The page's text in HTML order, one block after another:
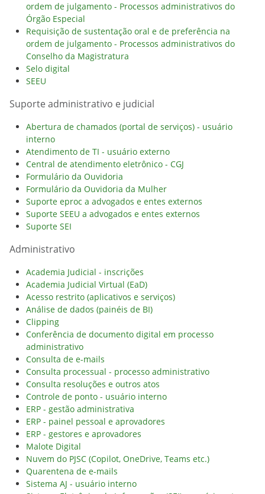
ordem de julgamento - Processos administrativos do
Órgão Especial
Requisição de sustentação oral e de preferência na
ordem de julgamento - Processos administrativos do
Conselho da Magistratura
Selo digital
SEEU
Suporte administrativo e judicial
Abertura de chamados (portal de serviços) - usuário
interno
Atendimento de TI - usuário externo
Central de atendimento eletrônico - CGJ
Formulário da Ouvidoria
Formulário da Ouvidoria da Mulher
Suporte eproc a advogados e entes externos
Suporte SEEU a advogados e entes externos
Suporte SEI
Administrativo
Academia Judicial - inscrições
Academia Judicial Virtual (EaD)
Acesso restrito (aplicativos e serviços)
Análise de dados (painéis de BI)
Clipping
Conferência de documento digital em processo
administrativo
Consulta de e-mails
Consulta processual - processo administrativo
Consulta resoluções e outros atos
Controle de ponto - usuário interno
ERP - gestão administrativa
ERP - painel pessoal e aprovadores
ERP - gestores e aprovadores
Malote Digital
Nuvem do PJSC (Copilot, OneDrive, Teams etc.)
Quarentena de e-mails
Sistema AJ - usuário interno